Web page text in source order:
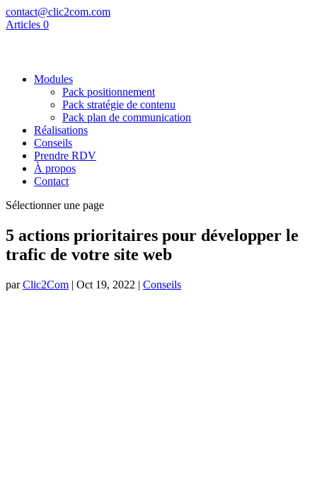
contact@clic2com.com
Articles 0
Modules
Pack positionnement
Pack stratégie de contenu
Pack plan de communication
Réalisations
Conseils
Prendre RDV
À propos
Contact
Sélectionner une page
5 actions prioritaires pour développer le
trafic de votre site web
parClic2Com | Oct 19, 2022 | Conseils